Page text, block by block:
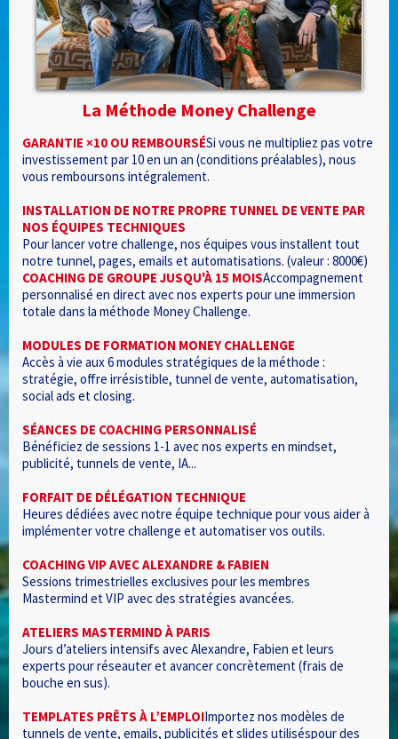
La Méthode Money Challenge
GARANTIE ×10 OU REMBOURSÉSi vous ne multipliez pas votre
investissement par 10 en un an (conditions préalables), nous
vous remboursons intégralement.
INSTALLATION DE NOTRE PROPRE TUNNEL DE VENTE PAR
NOS ÉQUIPES TECHNIQUES
Pour lancer votre challenge, nos équipes vous installent tout
notre tunnel, pages, emails et automatisations. (valeur : 8000€)
COACHING DE GROUPE JUSQU'À 15 MOISAccompagnement
personnalisé en direct avec nos experts pour une immersion
totale dans la méthode Money Challenge.
MODULES DE FORMATION MONEY CHALLENGE
Accès à vie aux 6 modules stratégiques de la méthode :
stratégie, offre irrésistible, tunnel de vente, automatisation,
social ads et closing.
SÉANCES DE COACHING PERSONNALISÉ
Bénéficiez de sessions 1-1 avec nos experts en mindset,
publicité, tunnels de vente, IA...
FORFAIT DE DÉLÉGATION TECHNIQUE
Heures dédiées avec notre équipe technique pour vous aider à
implémenter votre challenge et automatiser vos outils.
COACHING VIP AVEC ALEXANDRE & FABIEN
Sessions trimestrielles exclusives pour les membres
Mastermind et VIP avec des stratégies avancées.
ATELIERS MASTERMIND À PARIS
Jours d’ateliers intensifs avec Alexandre, Fabien et leurs
experts pour réseauter et avancer concrètement (frais de
bouche en sus).
TEMPLATES PRÊTS À L’EMPLOIImportez nos modèles de
tunnels de vente, emails, publicités et slides utiliséspour des